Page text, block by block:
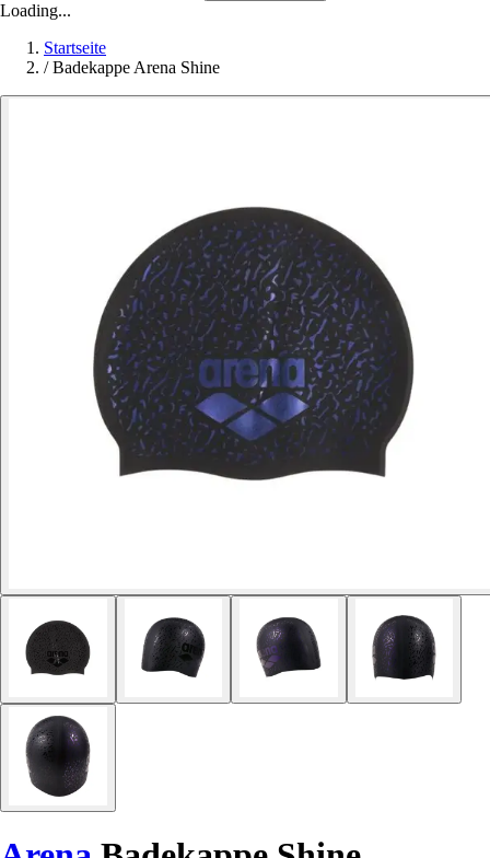
Loading...
Startseite
/ Badekappe Arena Shine